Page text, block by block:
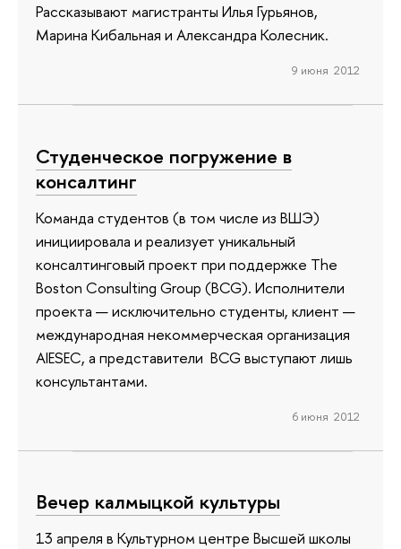
Рассказывают магистранты Илья Гурьянов,
Марина Кибальная и Александра Колесник.
9 июня 2012
Студенческое погружение в
консалтинг
Команда студентов (в том числе из ВШЭ)
инициировала и реализует уникальный
консалтинговый проект при поддержке The
Boston Consulting Group (BCG). Исполнители
проекта — исключительно студенты, клиент —
международная некоммерческая организация
AIESEC, а представители BCG выступают лишь
консультантами.
6 июня 2012
Вечер калмыцкой культуры
13 апреля в Культурном центре Высшей школы